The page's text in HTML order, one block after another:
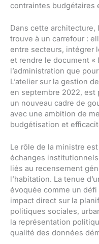
contraintes budgétaires
Dans cette architecture,
trouve à un carrefour :
entre secteurs, intégrer
et rendre le document «
l’administration que
L’atelier sur la gestion
en septembre 2022, est
un nouveau cadre de
avec une ambition de
budgétisation et
Le rôle de la ministre
échanges
liés au recensement
l’habitation. La tenue
évoquée comme un
impact direct sur la
politiques sociales,
la représentation
qualité des données